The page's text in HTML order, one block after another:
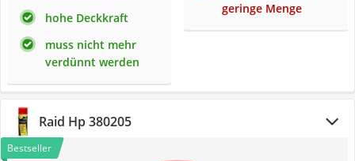
hohe Deckkraft
muss nicht mehr
verdünnt werden
geringe Menge
Raid Hp 380205
Bestseller